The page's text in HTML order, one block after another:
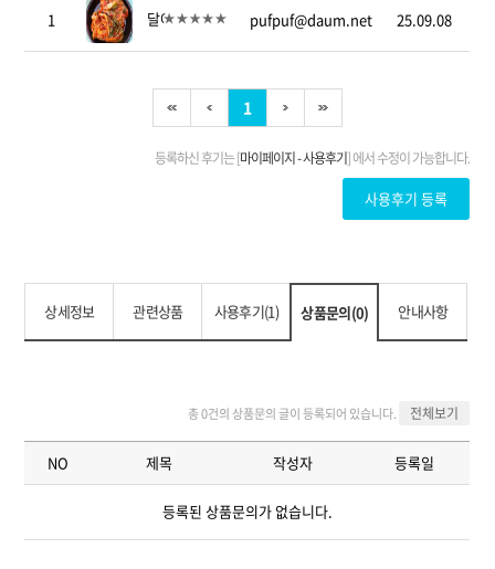
상세정보 관련상품 사용후기(1) 상품문의(0) 안내사항